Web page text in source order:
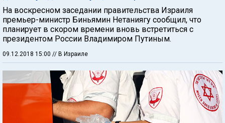
На воскресном заседании правительства Израиля
премьер-министр Биньямин Нетаниягу сообщил, что
планирует в скором времени вновь встретиться с
президентом России Владимиром Путиным.
09.12.2018 15:00 // В Израиле